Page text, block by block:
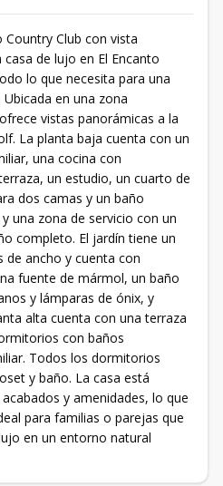
Country Club con vista
de lujo en El Encanto
lo que necesita para una
en una zona
vistas panorámicas a la
La planta baja cuenta con un
una cocina con
un estudio, un cuarto de
dos camas y un baño
una zona de servicio con un
completo. El jardín tiene un
de ancho y cuenta con
fuente de mármol, un baño
y lámparas de ónix, y
alta cuenta con una terraza
con baños
Todos los dormitorios
y baño. La casa está
y amenidades, lo que
para familias o parejas que
en un entorno natural